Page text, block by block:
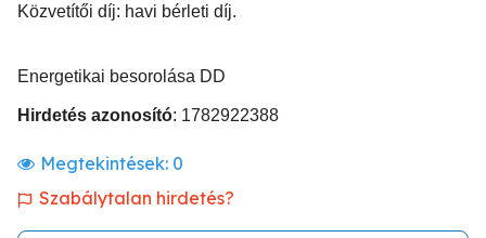
Közvetítői díj: havi bérleti díj.
Energetikai besorolása DD
Hirdetés azonosító: 1782922388
Megtekintések: 0
Szabálytalan hirdetés?